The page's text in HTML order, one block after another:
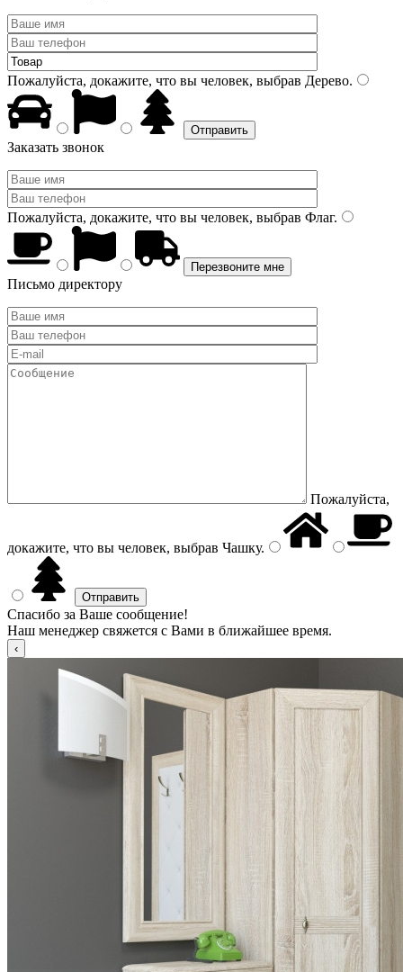
Пожалуйста, докажите, что вы человек, выбрав Дерево.
Заказать звонок
Пожалуйста, докажите, что вы человек, выбрав Флаг.
Письмо директору
Пожалуйста,
докажите, что вы человек, выбрав Чашку.
Спасибо за Ваше сообщение!
Наш менеджер свяжется с Вами в ближайшее время.